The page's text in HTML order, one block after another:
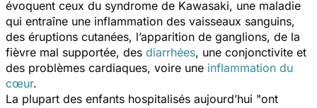
évoquent ceux du syndrome de Kawasaki, une maladie
qui entraîne une inflammation des vaisseaux sanguins,
des éruptions cutanées, l’apparition de ganglions, de la
fièvre mal supportée, des diarrhées, une conjonctivite et
des problèmes cardiaques, voire une inflammation du
cœur.
La plupart des enfants hospitalisés aujourd’hui "ont